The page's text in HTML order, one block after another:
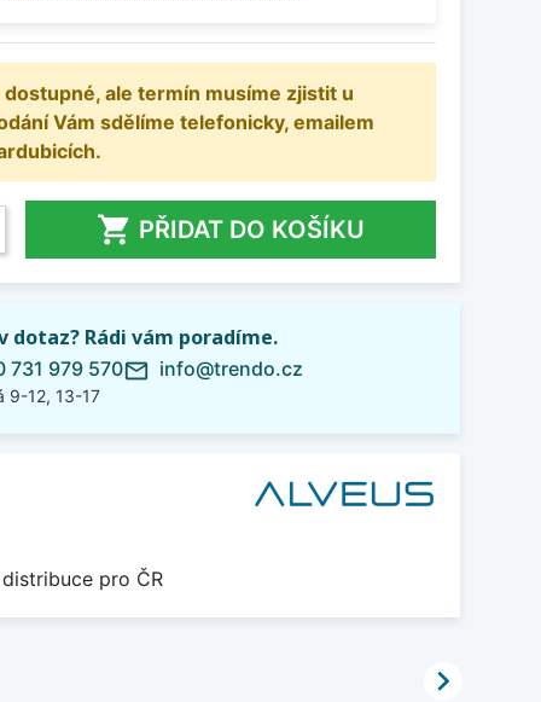
ale termín musíme zjistit u
Vám sdělíme telefonicky, emailem
 PŘIDAT DO KOŠÍKU
dotaz? Rádi vám poradíme.
731 979 570
9-12, 13-17
mail_outline info@trendo.cz
pro ČR
